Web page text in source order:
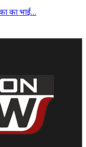
का भाई…